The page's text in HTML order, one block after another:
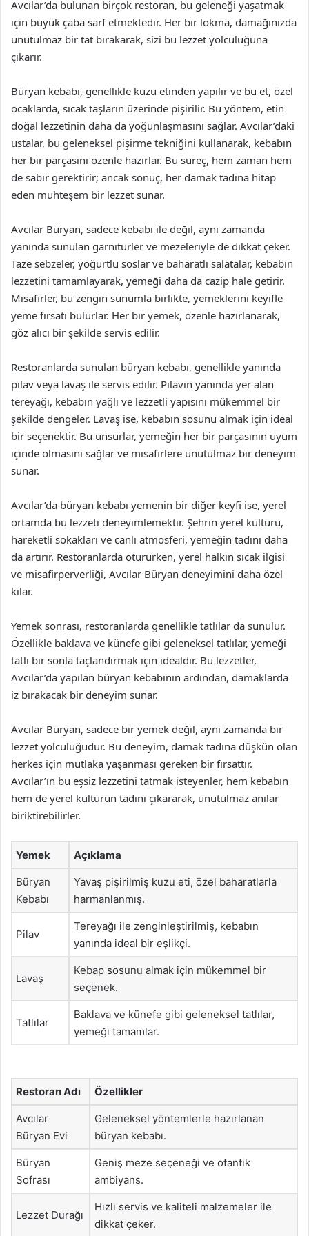
Avcılar’da bulunan birçok restoran, bu geleneği yaşatmak
için büyük çaba sarf etmektedir. Her bir lokma, damağınızda
unutulmaz bir tat bırakarak, sizi bu lezzet yolculuğuna
çıkarır.
Büryan kebabı, genellikle kuzu etinden yapılır ve bu et, özel
ocaklarda, sıcak taşların üzerinde pişirilir. Bu yöntem, etin
doğal lezzetinin daha da yoğunlaşmasını sağlar. Avcılar’daki
ustalar, bu geleneksel pişirme tekniğini kullanarak, kebabın
her bir parçasını özenle hazırlar. Bu süreç, hem zaman hem
de sabır gerektirir; ancak sonuç, her damak tadına hitap
eden muhteşem bir lezzet sunar.
Avcılar Büryan, sadece kebabı ile değil, aynı zamanda
yanında sunulan garnitürler ve mezeleriyle de dikkat çeker.
Taze sebzeler, yoğurtlu soslar ve baharatlı salatalar, kebabın
lezzetini tamamlayarak, yemeği daha da cazip hale getirir.
Misafirler, bu zengin sunumla birlikte, yemeklerini keyifle
yeme fırsatı bulurlar. Her bir yemek, özenle hazırlanarak,
göz alıcı bir şekilde servis edilir.
Restoranlarda sunulan büryan kebabı, genellikle yanında
pilav veya lavaş ile servis edilir. Pilavın yanında yer alan
tereyağı, kebabın yağlı ve lezzetli yapısını mükemmel bir
şekilde dengeler. Lavaş ise, kebabın sosunu almak için ideal
bir seçenektir. Bu unsurlar, yemeğin her bir parçasının uyum
içinde olmasını sağlar ve misafirlere unutulmaz bir deneyim
sunar.
Avcılar’da büryan kebabı yemenin bir diğer keyfi ise, yerel
ortamda bu lezzeti deneyimlemektir. Şehrin yerel kültürü,
hareketli sokakları ve canlı atmosferi, yemeğin tadını daha
da artırır. Restoranlarda otururken, yerel halkın sıcak ilgisi
ve misafirperverliği, Avcılar Büryan deneyimini daha özel
kılar.
Yemek sonrası, restoranlarda genellikle tatlılar da sunulur.
Özellikle baklava ve künefe gibi geleneksel tatlılar, yemeği
tatlı bir sonla taçlandırmak için idealdir. Bu lezzetler,
Avcılar’da yapılan büryan kebabının ardından, damaklarda
iz bırakacak bir deneyim sunar.
Avcılar Büryan, sadece bir yemek değil, aynı zamanda bir
lezzet yolculuğudur. Bu deneyim, damak tadına düşkün olan
herkes için mutlaka yaşanması gereken bir fırsattır.
Avcılar’ın bu eşsiz lezzetini tatmak isteyenler, hem kebabın
hem de yerel kültürün tadını çıkararak, unutulmaz anılar
biriktirebilirler.
Yemek Açıklama
Büryan
Kebabı
Yavaş pişirilmiş kuzu eti, özel baharatlarla
harmanlanmış.
Pilav
Tereyağı ile zenginleştirilmiş, kebabın
yanında ideal bir eşlikçi.
Lavaş
Kebap sosunu almak için mükemmel bir
seçenek.
Tatlılar
Baklava ve künefe gibi geleneksel tatlılar,
yemeği tamamlar.
Restoran Adı Özellikler
Avcılar
Büryan Evi
Geleneksel yöntemlerle hazırlanan
büryan kebabı.
Büryan
Sofrası
Geniş meze seçeneği ve otantik
ambiyans.
Lezzet Durağı
Hızlı servis ve kaliteli malzemeler ile
dikkat çeker.